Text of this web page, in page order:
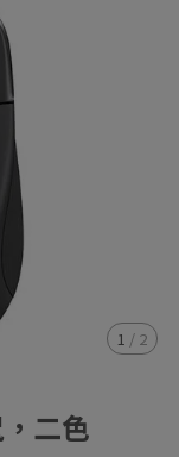
1 / 2
二色